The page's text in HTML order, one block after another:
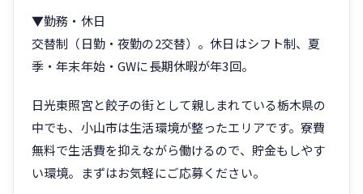
▼勤務・休日
交替制（日勤・夜勤の2交替）。休日はシフト制、夏
季・年末年始・GWに長期休暇が年3回。
日光東照宮と餃子の街として親しまれている栃木県の
中でも、小山市は生活環境が整ったエリアです。寮費
無料で生活費を抑えながら働けるので、貯金もしやす
い環境。まずはお気軽にご応募ください。